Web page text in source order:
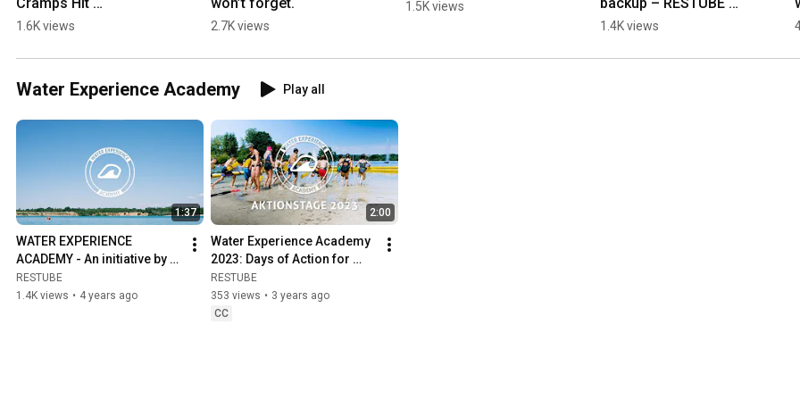
#watersafety
1.6K views 2.7K views
1.5K views
KIDS
1.4K views
Water Experience Academy Play all
1:37
WATER EXPERIENCE
ACADEMY - An initiative by
RESTUBE
RESTUBE
1.4K views • 4 years ago
2:00
Water Experience Academy
2023: Days of Action for
more freedom and safety in
the water
RESTUBE
353 views • 3 years ago
CC